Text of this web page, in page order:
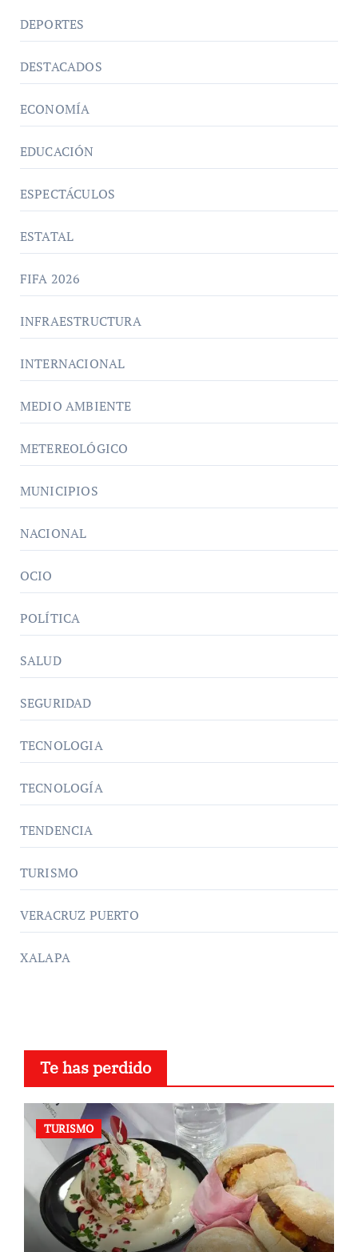
DEPORTES
DESTACADOS
ECONOMÍA
EDUCACIÓN
ESPECTÁCULOS
ESTATAL
FIFA 2026
INFRAESTRUCTURA
INTERNACIONAL
MEDIO AMBIENTE
METEREOLÓGICO
MUNICIPIOS
NACIONAL
OCIO
POLÍTICA
SALUD
SEGURIDAD
TECNOLOGIA
TECNOLOGÍA
TENDENCIA
TURISMO
VERACRUZ PUERTO
XALAPA
Te has perdido
TURISMO